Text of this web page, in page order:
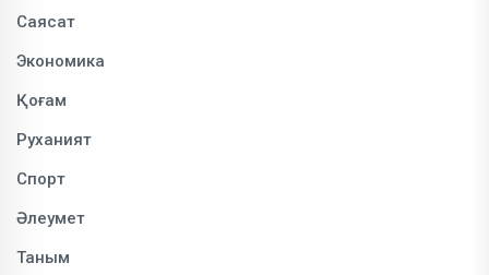
Саясат
Экономика
Қоғам
Руханият
Спорт
Әлеумет
Таным